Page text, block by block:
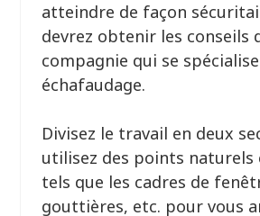
atteindre de façon
devrez obtenir les conseils
compagnie qui se
échafaudage.
Divisez le travail en deux
utilisez des points naturels
tels que les cadres de
gouttières, etc. pour vous